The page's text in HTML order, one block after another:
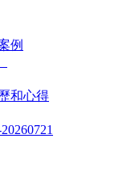
例
和心得